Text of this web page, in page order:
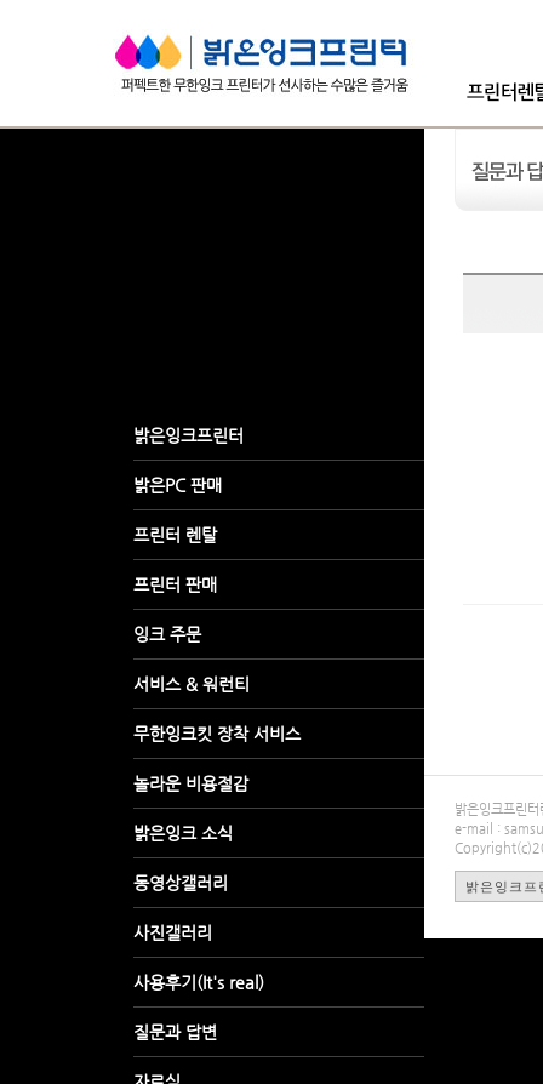
밝은잉크프
e-mail :
밝은잉크프